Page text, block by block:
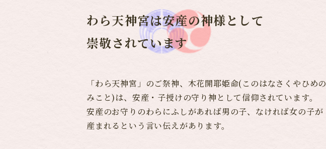
わら天神宮は安産の神様として
崇敬されています
「わら天神宮」のご祭神、木花開耶姫命(このはなさくやひめの
みこと)は、安産・子授けの守り神として信仰されています。
安産のお守りのわらにふしがあれば男の子、なければ女の子が
産まれるという言い伝えがあります。